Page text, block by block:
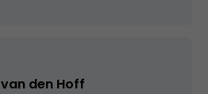
den Hoff